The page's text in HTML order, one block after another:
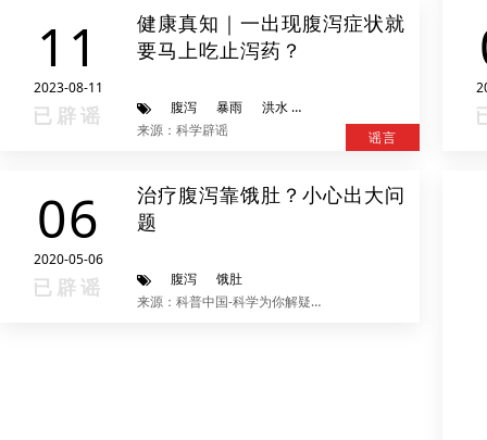
11
2023-08-11
已辟谣
健康真知｜一出现腹泻症状就
要马上吃止泻药？
腹泻 暴雨 洪水
来源：科学辟谣
谣言
06
2020-05-06
已辟谣
治疗腹泻靠饿肚？小心出大问
题
腹泻
饿肚
来源：科普中国-科学为你解疑释惑